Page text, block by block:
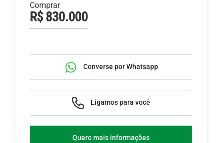
Comprar
R$ 830.000
Converse por Whatsapp
Ligamos para você
Quero mais informações